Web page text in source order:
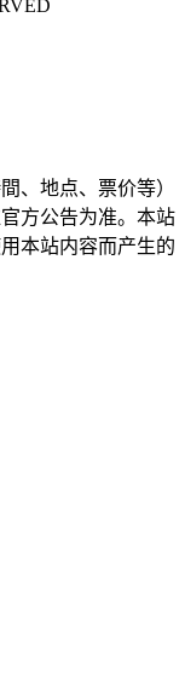
、地点、票价等）
方公告为准。本站
本站内容而产生的